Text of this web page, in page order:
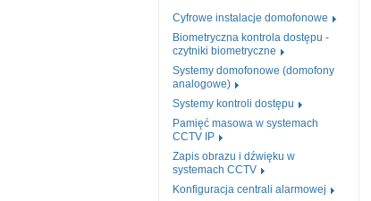
Cyfrowe instalacje domofonowe
Biometryczna kontrola dostępu -
czytniki biometryczne
Systemy domofonowe (domofony
analogowe)
Systemy kontroli dostępu
Pamięć masowa w systemach
CCTV IP
Zapis obrazu i dźwięku w
systemach CCTV
Konfiguracja centrali alarmowej